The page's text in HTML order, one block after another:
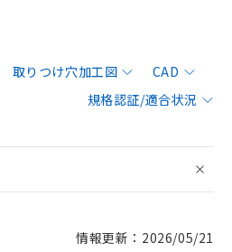
取りつけ穴加工図
CAD
規格認証/適合状況
情報更新：2026/05/21